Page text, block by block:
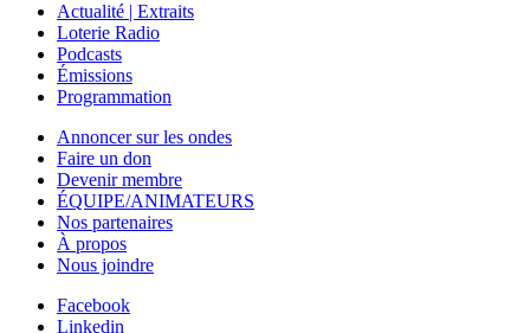
Actualité | Extraits
Loterie Radio
Podcasts
Émissions
Programmation
Annoncer sur les ondes
Faire un don
Devenir membre
ÉQUIPE/ANIMATEURS
Nos partenaires
À propos
Nous joindre
Facebook
Linkedin